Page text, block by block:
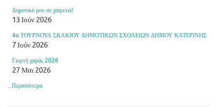
Δημοτικό μου σε χαιρετώ!
13 Ιούν 2026
4o ΤΟΥΡΝΟΥΑ ΣΚΑΚΙΟΥ ΔΗΜΟΤΙΚΩΝ ΣΧΟΛΕΙΩΝ ΔΗΜΟΥ ΚΑΤΕΡΙΝΗΣ
7 Ιούν 2026
Γιορτή χαράς 2026
27 Μαι 2026
...Περισσότερα